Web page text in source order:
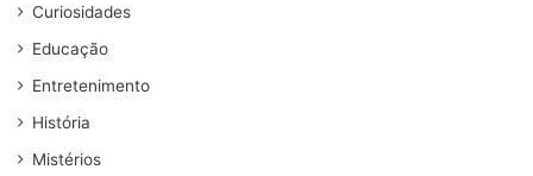
Curiosidades
Educação
Entretenimento
História
Mistérios